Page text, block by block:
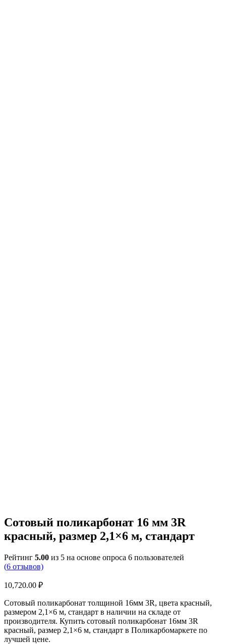
Сотовый поликарбонат 16 мм 3R
красный, размер 2,1×6 м, стандарт
Рейтинг 5.00 из 5 на основе опроса 6 пользователей
(6 отзывов)
10,720.00 ₽
Сотовый поликарбонат толщиной 16мм 3R, цвета красный,
размером 2,1×6 м, стандарт в наличии на складе от
производителя. Купить сотовый поликарбонат 16мм 3R
красный, размер 2,1×6 м, стандарт в Поликарбомаркете по
лучшей цене.